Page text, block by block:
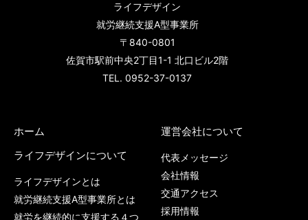
ライフデザイン
就労継続支援A型事業所
〒840-0801
佐賀市駅前中央2丁目1-1 北口ビル2階
TEL. 0952-37-0137
ホーム
ライフデザインについて
ライフデザインとは
就労継続支援A型事業所とは
就労を継続的に支援する４つ
運営会社について
代表メッセージ
会社情報
交通アクセス
採用情報